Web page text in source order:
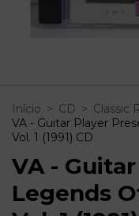
Início > CD > Classic
VA - Guitar Player
Vol. 1 (1991) CD
VA -
Legends